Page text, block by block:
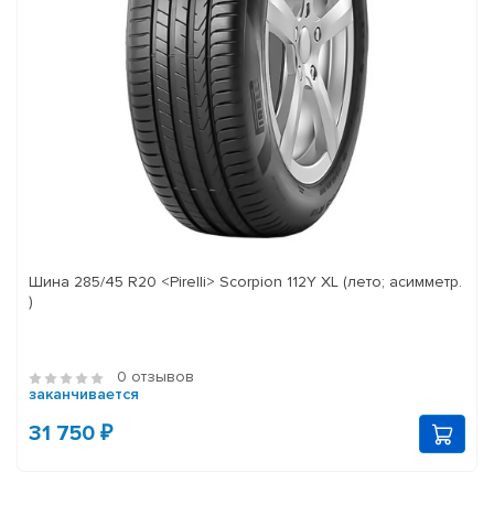
Шина 285/45 R20 <Pirelli> Scorpion 112Y XL (лето; асимметр.
)
0 отзывов
заканчивается
31 750 ₽